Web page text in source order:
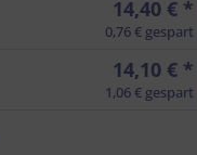
14,40 € *
0,76 € gespart
14,10 € *
1,06 € gespart